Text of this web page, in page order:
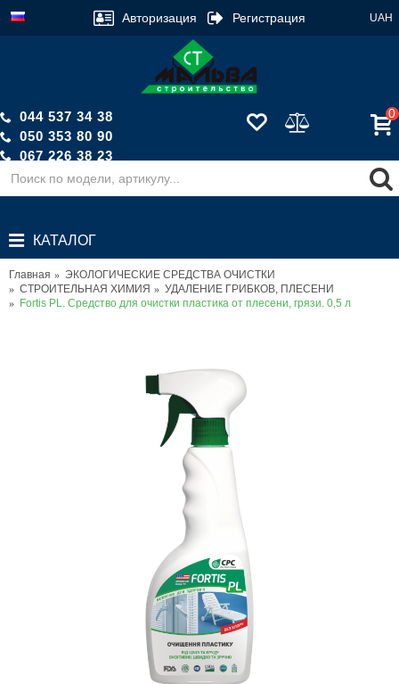
UAH
Авторизация Регистрация
044 537 34 38
050 353 80 90
067 226 38 23
Обратный звонок
0
КАТАЛОГ
Главная
ЭКОЛОГИЧЕСКИЕ СРЕДСТВА ОЧИСТКИ
СТРОИТЕЛЬНАЯ ХИМИЯ
УДАЛЕНИЕ ГРИБКОВ, ПЛЕСЕНИ
Fortis PL. Средство для очистки пластика от плесени, грязи. 0,5 л